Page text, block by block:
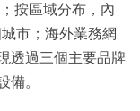
按區域分布，內
市；海外業務網
透過三個主要品牌
備。